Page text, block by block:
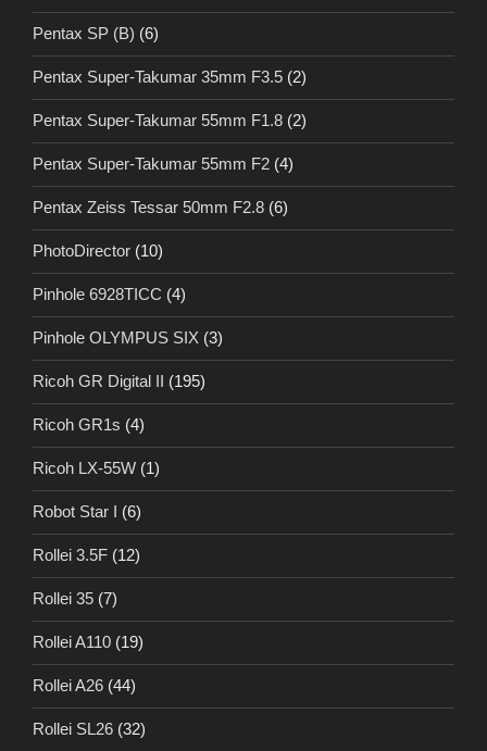
Pentax SP (B) (6)
Pentax Super-Takumar 35mm F3.5 (2)
Pentax Super-Takumar 55mm F1.8 (2)
Pentax Super-Takumar 55mm F2 (4)
Pentax Zeiss Tessar 50mm F2.8 (6)
PhotoDirector (10)
Pinhole 6928TICC (4)
Pinhole OLYMPUS SIX (3)
Ricoh GR Digital II (195)
Ricoh GR1s (4)
Ricoh LX-55W (1)
Robot Star I (6)
Rollei 3.5F (12)
Rollei 35 (7)
Rollei A110 (19)
Rollei A26 (44)
Rollei SL26 (32)